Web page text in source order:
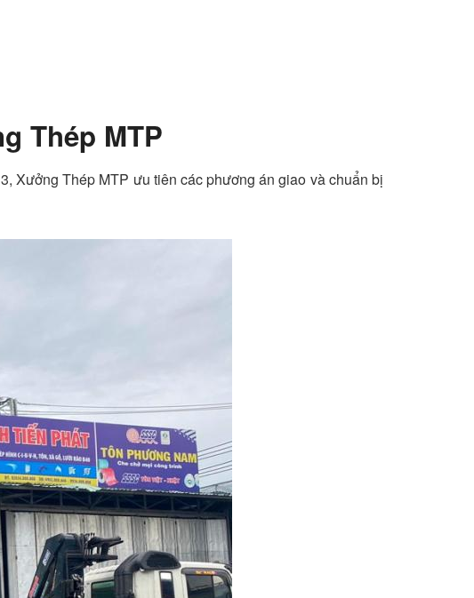
Thép MTP
Xưởng Thép MTP ưu tiên các phương án giao và chuẩn bị